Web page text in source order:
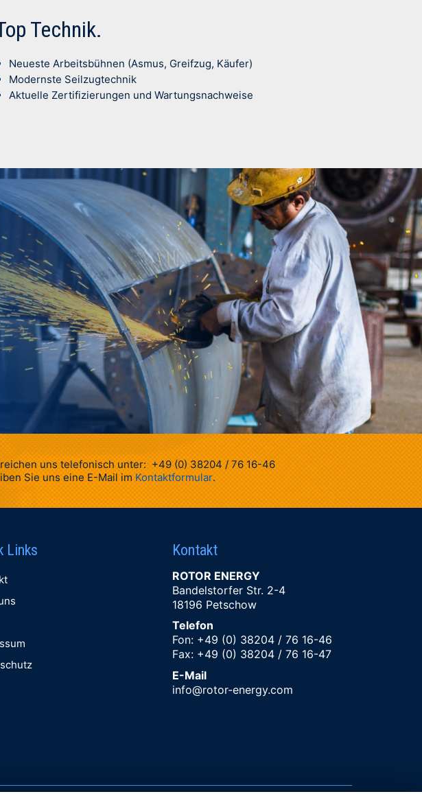
Technik.
Neueste Arbeitsbühnen (Asmus, Greifzug, Käufer)
Modernste Seilzugtechnik
Aktuelle Zertifizierungen und Wartungsnachweise
uns telefonisch unter: +49 (0) 38204 / 76 16-46
Sie uns eine E-Mail imKontaktformular.
Links Kontakt
ROTOR ENERGY
Bandelstorfer Str. 2-4
18196 Petschow
Telefon
Fon: +49 (0) 38204 / 76 16-46
Fax: +49 (0) 38204 / 76 16-47
E-Mail
info@rotor-energy.com